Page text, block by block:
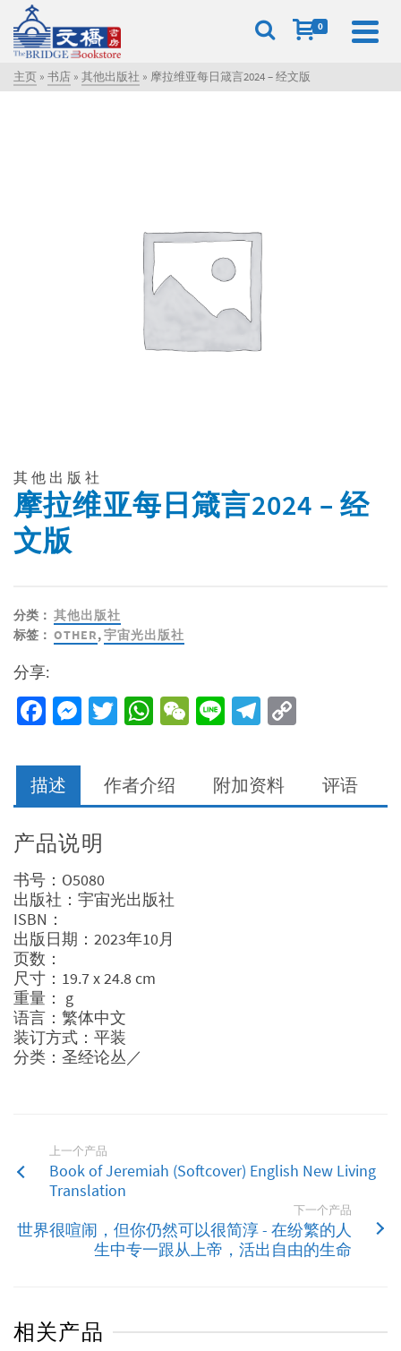
0
主页 » 书店 » 其他出版社 » 摩拉维亚每日箴言2024 – 经文版
其他出版社
摩拉维亚每日箴言2024 – 经
文版
分类： 其他出版社
标签： OTHER,宇宙光出版社
分享:
Facebook
Messenger
Twitter
WhatsApp
WeChat
LineTelegram
描述 作者介绍 附加资料 评语
产品说明
书号：O5080
出版社：宇宙光出版社
ISBN：
出版日期：2023年10月
页数：
尺寸：19.7 x 24.8 cm
重量： g
语言：繁体中文
装订方式：平装
分类：圣经论丛／
上一个产品
Book of Jeremiah (Softcover) English New Living
Translation
下一个产品
世界很喧闹，但你仍然可以很简淳 - 在纷繁的人
生中专一跟从上帝，活出自由的生命
相关产品